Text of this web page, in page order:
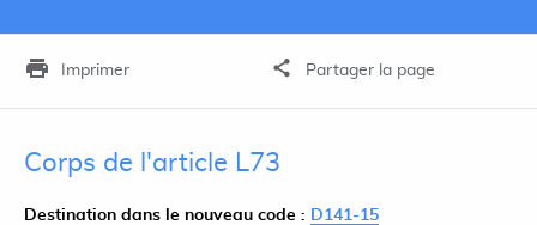
Imprimer Partager la page
Corps de l'article L73
Destination dans le nouveau code : D141-15